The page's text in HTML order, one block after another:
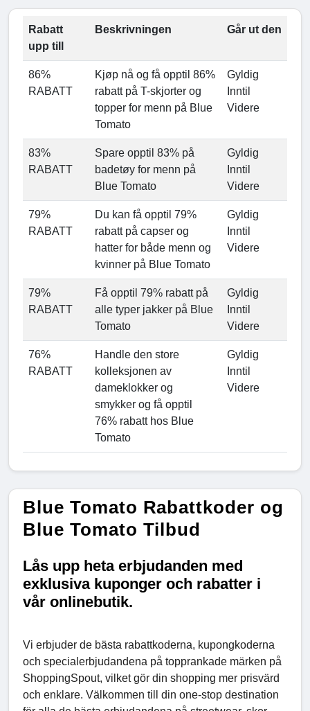
Rabatt
upp till
Beskrivningen Går ut den
86%
RABATT
Kjøp nå og få opptil 86%
rabatt på T-skjorter og
topper for menn på Blue
Tomato
Gyldig
Inntil
Videre
83%
RABATT
Spare opptil 83% på
badetøy for menn på
Blue Tomato
Gyldig
Inntil
Videre
79%
RABATT
Du kan få opptil 79%
rabatt på capser og
hatter for både menn og
kvinner på Blue Tomato
Gyldig
Inntil
Videre
79%
RABATT
Få opptil 79% rabatt på
alle typer jakker på Blue
Tomato
Gyldig
Inntil
Videre
76%
RABATT
Handle den store
kolleksjonen av
dameklokker og
smykker og få opptil
76% rabatt hos Blue
Tomato
Gyldig
Inntil
Videre
Blue Tomato Rabattkoder og
Blue Tomato Tilbud
Lås upp heta erbjudanden med
exklusiva kuponger och rabatter i
vår onlinebutik.
Vi erbjuder de bästa rabattkoderna, kupongkoderna
och specialerbjudandena på topprankade märken på
ShoppingSpout, vilket gör din shopping mer prisvärd
och enklare. Välkommen till din one-stop destination